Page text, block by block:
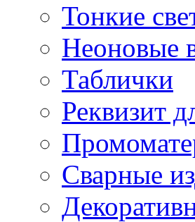
Тонкие
Неоновые
Таблички
Реквизит
Сварные